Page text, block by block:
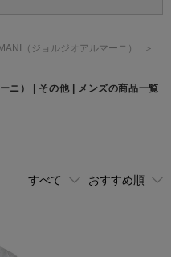
カ
ト
（ジョルジオアルマーニ）
ニ） | その他 | メンズの商品一覧